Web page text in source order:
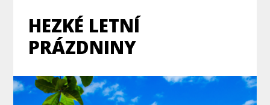
HEZKÉ LETNÍ
PRÁZDNINY